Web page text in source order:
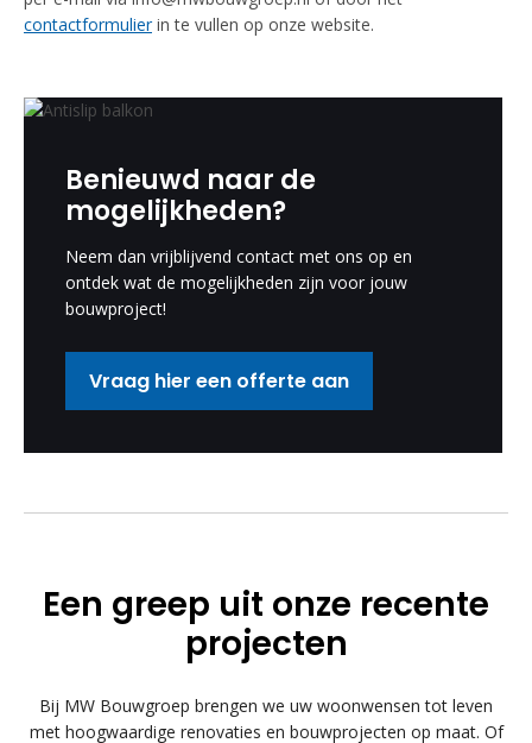
contactformulierin te vullen op onze website.
Benieuwd naar de
mogelijkheden?
Neem dan vrijblijvend contact met ons op en
ontdek wat de mogelijkheden zijn voor jouw
bouwproject!
Vraag hier een offerte aan
Een greep uit onze recente
projecten
Bij MW Bouwgroep brengen we uw woonwensen tot leven
met hoogwaardige renovaties en bouwprojecten op maat. Of